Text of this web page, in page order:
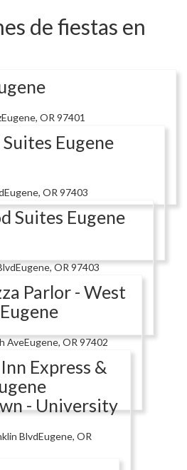
de fiestas en
OR 97401
Eugene
OR 97403
Suites Eugene
OR 97403
Parlor - West
AveEugene, OR 97402
Express &
- University
BlvdEugene, OR